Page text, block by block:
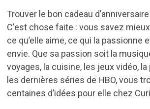
Trouver le bon cadeau
C'est chose faite : vous savez
ce qu’elle aime, ce qui la passionne
envie. Que sa passion soit la
voyages, la cuisine, les jeux vidéo,
les dernières séries de HBO, vous
centaines d’idées pour elle chez